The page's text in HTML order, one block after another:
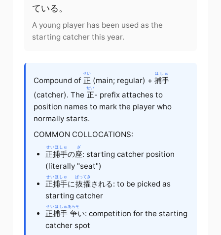
ている。
A young player has been used as the
starting catcher this year.
Compound of 正
せい
(main; regular) + 捕手
ほしゅ
(catcher). The 正
せい
- prefix attaches to
position names to mark the player who
normally starts.
COMMON COLLOCATIONS:
正捕手
せいほしゅ
の座
ざ
: starting catcher position
(literally "seat")
正捕手
せいほしゅ
に抜擢
ばってき
される: to be picked as
starting catcher
正捕手
せいほしゅ
争
あらそ
い: competition for the starting
catcher spot